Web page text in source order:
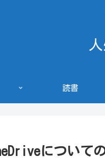
読書
について